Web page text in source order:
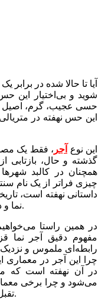
آیا تا حالا شده در برابر
شوید و بی‌اختیار این
حسی عجیب، گرم، اصیل و
این حس نهفته در
این نوع آجر ، فقط یک
گذشته و حال، بازتابی
همچنان در کالبد
چیزی فراتر از یک نام
داستانی نهفته است،
نما و دیوار، به زندگی رنگ و هویت بخشیده است.
در همین راستا
مفهوم دقیق آجر نما
رابطه‌ای ملموس و نزدیک
چرا این آجر در معماری
در آن نهفته است که
می‌شود و چرا برخی
تقبل کنند تا حتماً از این نوع آجر استفاده نمایند.